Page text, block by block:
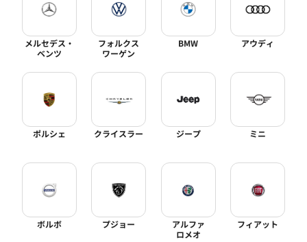
メルセデス・
ベンツ
フォルクス
ワーゲン
BMW アウディ
ポルシェ クライスラー ジープ ミニ
ボルボ プジョー
アルファ
ロメオ
フィアット